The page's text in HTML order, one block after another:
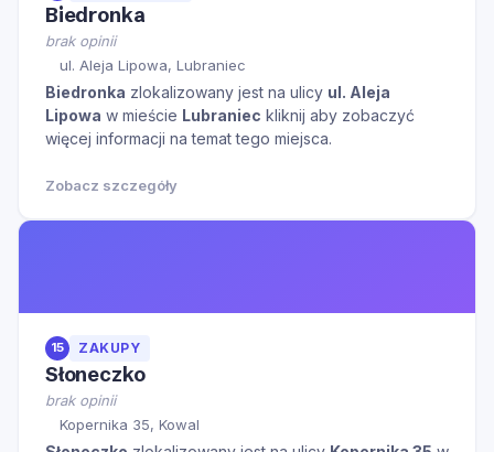
Biedronka
brak opinii
ul. Aleja Lipowa, Lubraniec
Biedronka zlokalizowany jest na ulicy ul. Aleja
Lipowa w mieście Lubraniec kliknij aby zobaczyć
więcej informacji na temat tego miejsca.
Zobacz szczegóły
15 ZAKUPY
Słoneczko
brak opinii
Kopernika 35, Kowal